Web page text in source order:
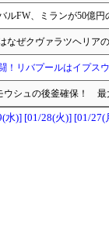
ルFW、ミランが50億円
なぜクヴァラツヘリア
！リバプールはイプス
ウシュの後釜確保！ 最
水)] [01/28(火)] [01/27(